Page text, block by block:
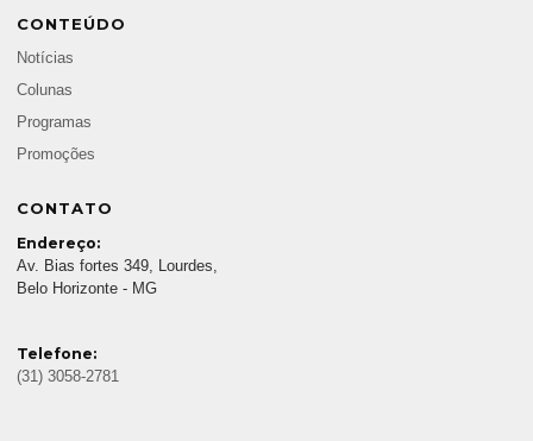
CONTEÚDO
Notícias
Colunas
Programas
Promoções
CONTATO
Endereço:
Av. Bias fortes 349, Lourdes,
Belo Horizonte - MG
Telefone:
(31) 3058-2781